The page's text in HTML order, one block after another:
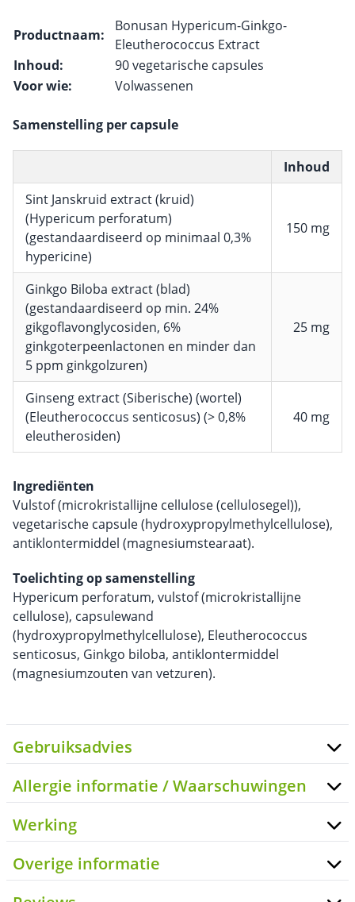
Productnaam:
Bonusan Hypericum-Ginkgo-
Eleutherococcus Extract
Inhoud:
90 vegetarische capsules
Voor wie:
Volwassenen
Samenstelling per capsule
Inhoud
Sint Janskruid extract (kruid)
(Hypericum perforatum)
(gestandaardiseerd op minimaal 0,3%
hypericine)
150 mg
Ginkgo Biloba extract (blad)
(gestandaardiseerd op min. 24%
gikgoflavonglycosiden, 6%
ginkgoterpeenlactonen en minder dan
5 ppm ginkgolzuren)
25 mg
Ginseng extract (Siberische) (wortel)
(Eleutherococcus senticosus) (> 0,8%
eleutherosiden)
40 mg
Ingrediënten
Vulstof (microkristallijne cellulose (cellulosegel)),
vegetarische capsule (hydroxypropylmethylcellulose),
antiklontermiddel (magnesiumstearaat).
Toelichting op samenstelling
Hypericum perforatum, vulstof (microkristallijne
cellulose), capsulewand
(hydroxypropylmethylcellulose), Eleutherococcus
senticosus, Ginkgo biloba, antiklontermiddel
(magnesiumzouten van vetzuren).
Gebruiksadvies
Allergie informatie / Waarschuwingen
Werking
Overige informatie